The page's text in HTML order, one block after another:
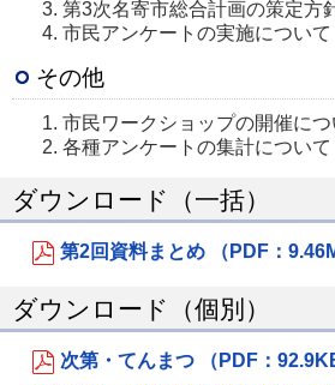
第3次名寄市総合計画の策定方
市民アンケートの実施について
その他
市民ワークショップの開催につ
各種アンケートの集計について
ダウンロード（一括）
第2回資料まとめ （PDF：
ダウンロード（個別）
次第・てんまつ （PDF：